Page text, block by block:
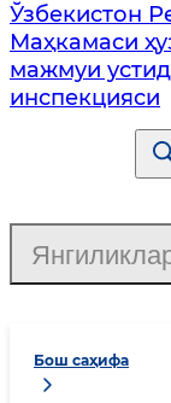
Ўзбекистон
Маҳкамаси
мажмуи
инспекцияси
Бош саҳифа